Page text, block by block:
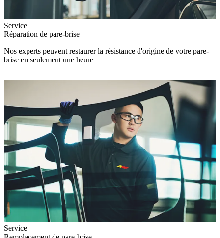
Service
Réparation de pare-brise
Nos experts peuvent restaurer la résistance d'origine de votre pare-
brise en seulement une heure
Service